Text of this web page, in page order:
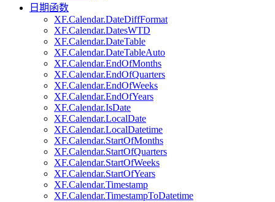
日期函数
XF.Calendar.DateDiffFormat
XF.Calendar.DatesWTD
XF.Calendar.DateTable
XF.Calendar.DateTableAuto
XF.Calendar.EndOfMonths
XF.Calendar.EndOfQuarters
XF.Calendar.EndOfWeeks
XF.Calendar.EndOfYears
XF.Calendar.IsDate
XF.Calendar.LocalDate
XF.Calendar.LocalDatetime
XF.Calendar.StartOfMonths
XF.Calendar.StartOfQuarters
XF.Calendar.StartOfWeeks
XF.Calendar.StartOfYears
XF.Calendar.Timestamp
XF.Calendar.TimestampToDatetime